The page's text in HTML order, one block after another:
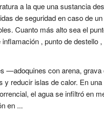
a la que una sustancia
de seguridad en caso de
Cuanto más alto sea el
, punto de destello
—adoquines con arena,
reducir islas de calor. En
el agua se infiltró en
en ...